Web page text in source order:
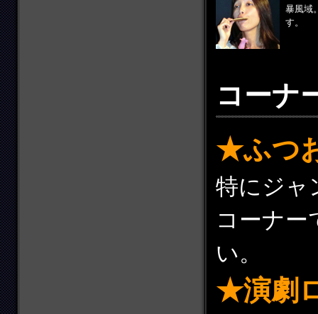
暴風域
す。
コーナ
★ふつ
特にジャ
コーナー
い。
★演劇